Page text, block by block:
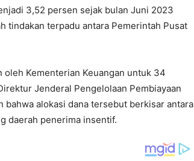
3,52 persen sejak bulan Juni 2023
tindakan terpadu antara Pemerintah Pusat
Kementerian Keuangan untuk 34
Jenderal Pengelolaan Pembiayaan
bahwa alokasi dana tersebut berkisar antara
daerah penerima insentif.